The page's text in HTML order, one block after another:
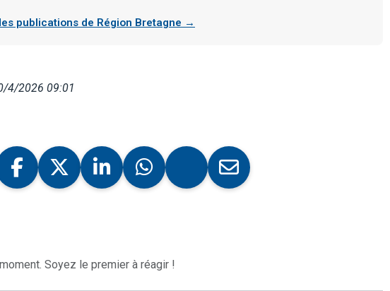
publications de Région Bretagne →
4/2026 09:01
Soyez le premier à réagir !